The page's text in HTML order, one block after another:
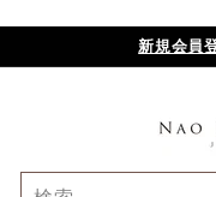
ッ
新規会員
A
Search